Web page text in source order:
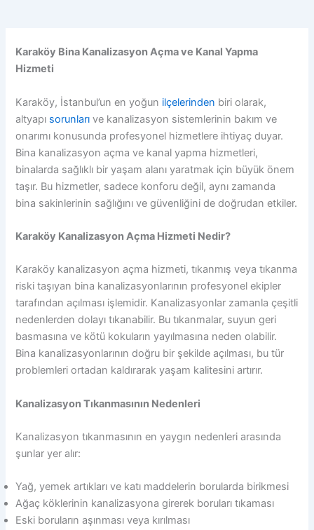
Karaköy Bina Kanalizasyon Açma ve Kanal Yapma
Hizmeti
Karaköy, İstanbul’un en yoğun ilçelerinden biri olarak,
altyapı sorunlarıve kanalizasyon sistemlerinin bakım ve
onarımı konusunda profesyonel hizmetlere ihtiyaç duyar.
Bina kanalizasyon açma ve kanal yapma hizmetleri,
binalarda sağlıklı bir yaşam alanı yaratmak için büyük önem
taşır. Bu hizmetler, sadece konforu değil, aynı zamanda
bina sakinlerinin sağlığını ve güvenliğini de doğrudan etkiler.
Karaköy Kanalizasyon Açma Hizmeti Nedir?
Karaköy kanalizasyon açma hizmeti, tıkanmış veya tıkanma
riski taşıyan bina kanalizasyonlarının profesyonel ekipler
tarafından açılması işlemidir. Kanalizasyonlar zamanla çeşitli
nedenlerden dolayı tıkanabilir. Bu tıkanmalar, suyun geri
basmasına ve kötü kokuların yayılmasına neden olabilir.
Bina kanalizasyonlarının doğru bir şekilde açılması, bu tür
problemleri ortadan kaldırarak yaşam kalitesini artırır.
Kanalizasyon Tıkanmasının Nedenleri
Kanalizasyon tıkanmasının en yaygın nedenleri arasında
şunlar yer alır:
Yağ, yemek artıkları ve katı maddelerin borularda birikmesi
Ağaç köklerinin kanalizasyona girerek boruları tıkaması
Eski boruların aşınması veya kırılması